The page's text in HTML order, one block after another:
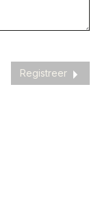
Registreer